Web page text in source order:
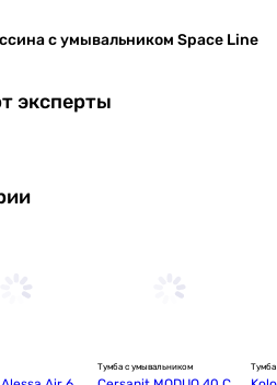
с умывальником Space Line
эксперты
Тумба с умывальником